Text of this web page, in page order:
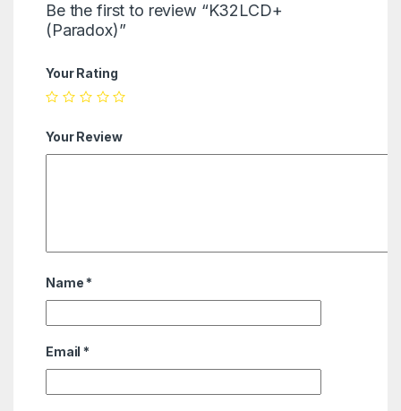
Be the first to review “K32LCD+
(Paradox)”
Your Rating
Your Review
Name *
Email *